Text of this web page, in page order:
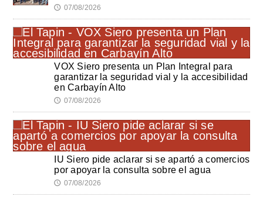
🕔 07/08/2026
VOX Siero presenta un Plan Integral para
garantizar la seguridad vial y la accesibilidad
en Carbayín Alto
🕔 07/08/2026
IU Siero pide aclarar si se apartó a comercios
por apoyar la consulta sobre el agua
🕔 07/08/2026